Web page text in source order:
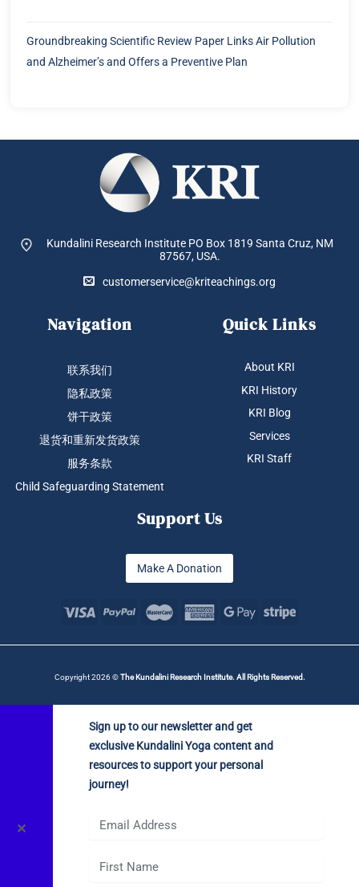
Groundbreaking Scientific Review Paper Links Air Pollution
and Alzheimer’s and Offers a Preventive Plan
Kundalini Research Institute PO Box 1819 Santa Cruz, NM
87567, USA.
customerservice@kriteachings.org
Navigation
联系我们
隐私政策
饼干政策
退货和重新发货政策
服务条款
Child Safeguarding Statement
Quick Links
About KRI
KRI History
KRI Blog
Services
KRI Staff
Support Us
Make A Donation
Copyright 2026 ©The Kundalini Research Institute. All Rights Reserved.
✕
Sign up to our newsletter and get
exclusive Kundalini Yoga content and
resources to support your personal
journey!